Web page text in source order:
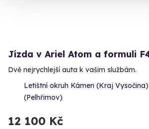
Jízda v Ariel Atom a formuli
Dvě nejrychlejší auta k vašim službám.
Letištní okruh Kámen (Kraj Vysočina)
(Pelhřimov)
12 100 Kč